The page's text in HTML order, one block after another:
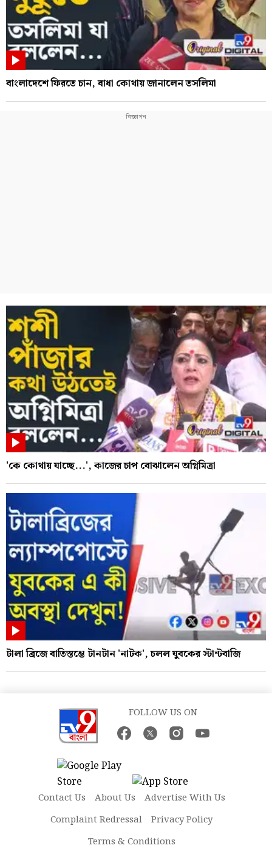
বাংলাদেশে ফিরতে চান, বাধা কোথায় জানালেন তসলিমা
'কে কোথায় যাচ্ছে...', কাজের চাপ বোঝালেন অগ্নিমিত্রা
টালা ব্রিজে বাতিস্তম্ভে টানটান 'নাটক', চলল যুবকের স্টান্টবাজি
FOLLOW US ON
Contact Us About Us
Advertise With Us
Complaint Redressal
Privacy Policy
Terms & Conditions